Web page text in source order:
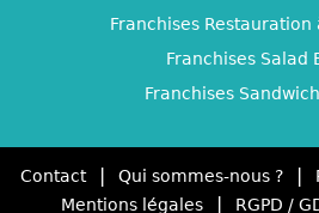
Franchises
Franchises Salad
Franchises
Contact | Qui sommes-nous ? |
Mentions légales | RGPD /